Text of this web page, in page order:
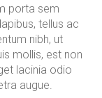
porta sem
tellus ac
nibh, ut
mollis, est non
lacinia odio
augue.